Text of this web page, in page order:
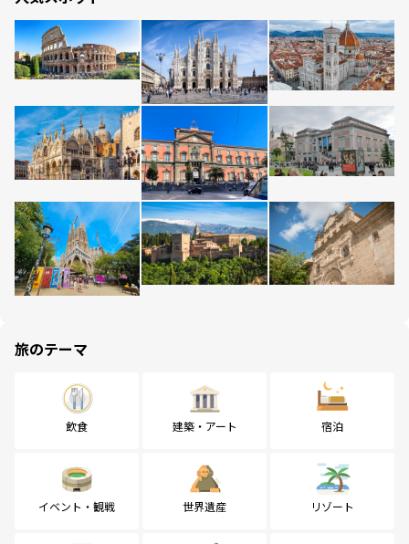
旅のテーマ
飲食 建築・アート 宿泊
イベント・観戦 世界遺産 リゾート